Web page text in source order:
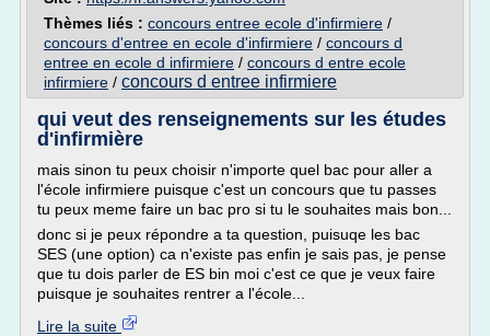
Thèmes liés : concours entree ecole d'infirmiere /
concours d'entree en ecole d'infirmiere / concours d
entree en ecole d infirmiere / concours d entre ecole
infirmiere / concours d entree infirmiere
qui veut des renseignements sur les études
d'infirmière
mais sinon tu peux choisir n'importe quel bac pour aller a
l'école infirmiere puisque c'est un concours que tu passes
tu peux meme faire un bac pro si tu le souhaites mais bon...
donc si je peux répondre a ta question, puisuqe les bac
SES (une option) ca n'existe pas enfin je sais pas, je pense
que tu dois parler de ES bin moi c'est ce que je veux faire
puisque je souhaites rentrer a l'école...
Lire la suite